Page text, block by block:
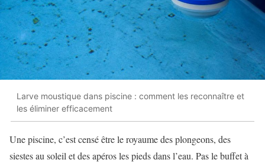
Larve moustique dans piscine : comment les reconnaître et
les éliminer efficacement
Une piscine, c’est censé être le royaume des plongeons, des
siestes au soleil et des apéros les pieds dans l’eau. Pas le buffet à